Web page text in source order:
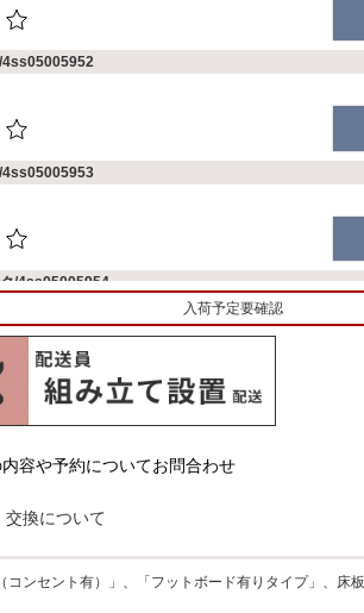
4ss05005952
4ss05005953
/4ss05005954
入荷予定要確認
容や予約についてお問合わせ
交換について
ンセント有）」、「フットボード有りタイプ」、床